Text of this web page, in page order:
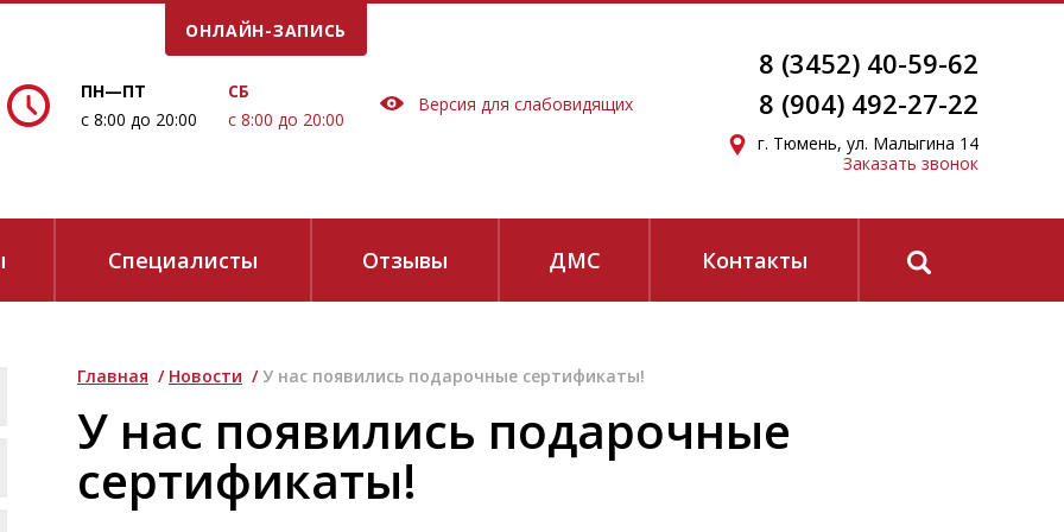
звонков:
8 (3452) 40-59-62
8 (904) 492-27-22
г. Тюмень, ул. Малыгина 14
Заказать звонок
ПН—ПТ
с 8:00 до 20:00
СБ
с 8:00 до 20:00
Версия для слабовидящих
ОНЛАЙН-ЗАПИСЬ
Специалисты Отзывы ДМС Контакты
Главная / Новости / У нас появились подарочные сертификаты!
У нас появились подарочные
сертификаты!